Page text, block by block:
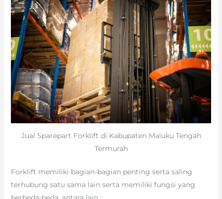
Jual Sparepart Forklift di Kabupaten Maluku Tengah
Termurah
Forklift memiliki bagian-bagian penting serta saling
terhubung satu sama lain serta memiliki fungsi yang